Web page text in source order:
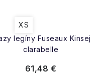
legíny Fuseaux Kinsej
clarabelle
XS
61,48 €